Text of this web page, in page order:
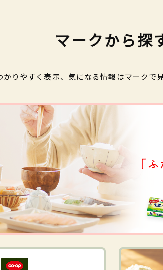
マークから探
りやすく表示、気になる情報はマークで